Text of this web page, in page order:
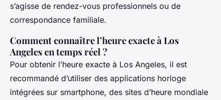
s’agisse de rendez-vous professionnels ou de
correspondance familiale.
Comment connaître l’heure exacte à Los
Angeles en temps réel ?
Pour obtenir l’heure exacte à Los Angeles, il est
recommandé d’utiliser des applications horloge
intégrées sur smartphone, des sites d’heure mondiale